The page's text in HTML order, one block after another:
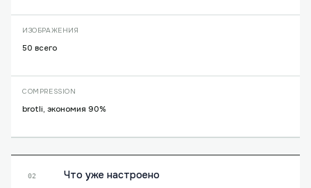
ИЗОБРАЖЕНИЯ
50 всего
COMPRESSION
brotli, экономия 90%
02 Что уже настроено